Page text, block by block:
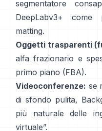
segmentatore
DeepLabv3+ come
matting.
Oggetti trasparenti
alfa frazionario e
primo piano (FBA).
Videoconferenze: se
di sfondo pulita,
più naturale delle
virtuale”.